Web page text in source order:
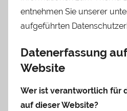
entnehmen Sie unserer
aufgeführten
Datenerfassung
Website
Wer ist verantwortlich für
auf dieser Website?